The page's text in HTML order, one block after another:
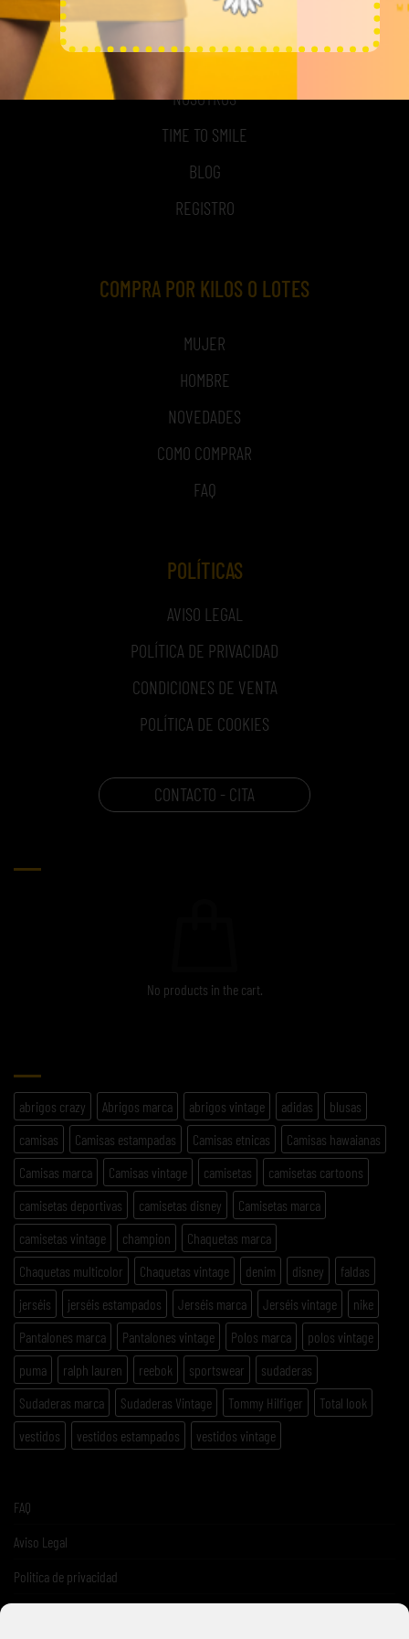
MI CUENTA
ACCESO A MI CUENTA
NOSOTROS
TIME TO SMILE
BLOG
REGISTRO
COMPRA POR KILOS O LOTES
MUJER
HOMBRE
NOVEDADES
COMO COMPRAR
FAQ
POLÍTICAS
AVISO LEGAL
POLÍTICA DE PRIVACIDAD
CONDICIONES DE VENTA
POLÍTICA DE COOKIES
CONTACTO - CITA
No products in the cart.
abrigos crazy Abrigos marca abrigos vintage adidas
blusas
camisas
Camisas estampadas Camisas etnicas
Camisas hawaianas
Camisas marca
Camisas vintage camisetas
camisetas cartoons
camisetas deportivas
camisetas disney
Camisetas marca
camisetas vintage
champion
Chaquetas marca
Chaquetas multicolor
Chaquetas vintage denim disney
faldas
jerséis
jerséis estampados Jerséis marca Jerséis vintage
nike
Pantalones marca
Pantalones vintage Polos marca
polos vintage
puma
ralph lauren reebok sportswear
sudaderas
Sudaderas marca
Sudaderas Vintage Tommy Hilfiger
Total look
vestidos
vestidos estampados vestidos vintage
FAQ
Aviso Legal
Politica de privacidad